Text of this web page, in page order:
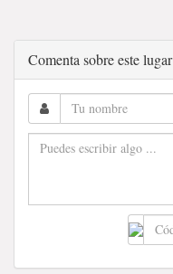
Comenta sobre este lugar